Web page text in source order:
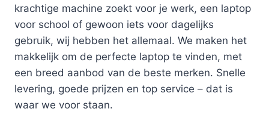
krachtige machine zoekt voor je werk, een laptop
voor school of gewoon iets voor dagelijks
gebruik, wij hebben het allemaal. We maken het
makkelijk om de perfecte laptop te vinden, met
een breed aanbod van de beste merken. Snelle
levering, goede prijzen en top service – dat is
waar we voor staan.